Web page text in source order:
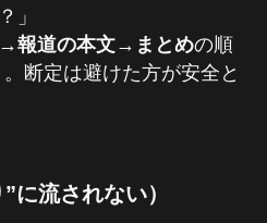
」
報道の本文→まとめの順
断定は避けた方が安全と
に流されない）